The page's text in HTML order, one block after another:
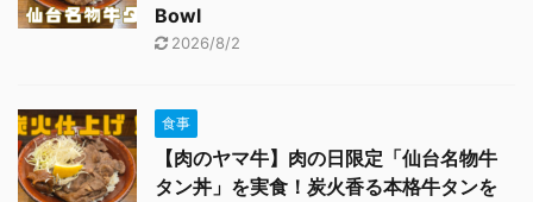
Bowl
2026/8/2
食事
【肉のヤマ牛】肉の日限定「仙台名物牛
タン丼」を実食！炭火香る本格牛タンを